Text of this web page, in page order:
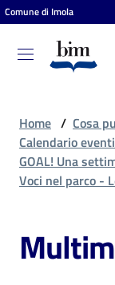
Vai al contenuto
Vai alla navigazione
Vai al footer
Comune di Imola
Biblioteca
comunale
Entra
Cosa
puoi
Home / Cosa
Calendario eventi
GOAL! Una
Voci nel parco -